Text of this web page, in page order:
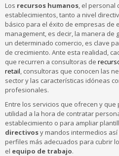
Los recursos humanos , el
establecimientos, tanto a nivel
básico para el éxito de empresas de
management, es decir, la manera de
un determinado comercio, es clave
de crecimiento. Ante esta realidad,
que recurren a consultoras de
retail , consultoras que conocen las
sector y las características idóneas
profesionales.
Entre los servicios que ofrecen y
utilidad a la hora de contratar
establecimiento o para ampliar
directivosy mandos intermedios
perfiles más adecuados para cubrir
el equipo de trabajo.